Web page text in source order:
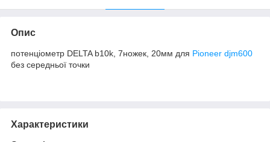
Опис
потенціометр DELTA b10k, 7ножек, 20мм для Pioneer djm600
без середньої точки
Характеристики